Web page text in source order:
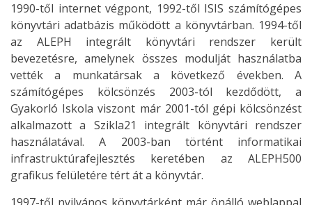
1990-től internet végpont, 1992-től ISIS számítógépes
könyvtári adatbázis működött a könyvtárban. 1994-től
az ALEPH integrált könyvtári rendszer került
bevezetésre, amelynek összes modulját használatba
vették a munkatársak a következő években. A
számítógépes kölcsönzés 2003-tól kezdődött, a
Gyakorló Iskola viszont már 2001-tól gépi kölcsönzést
alkalmazott a Szikla21 integrált könyvtári rendszer
használatával. A 2003-ban történt informatikai
infrastruktúrafejlesztés keretében az ALEPH500
grafikus felületére tért át a könyvtár.